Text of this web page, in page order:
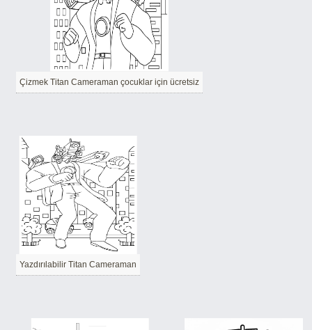
Çizmek Titan Cameraman çocuklar için ücretsiz
Yazdırılabilir Titan Cameraman